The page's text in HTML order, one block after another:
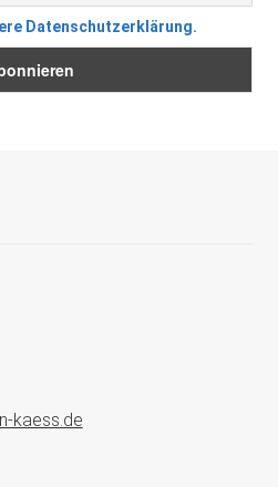
Datenschutzerklärung.
kaess.de